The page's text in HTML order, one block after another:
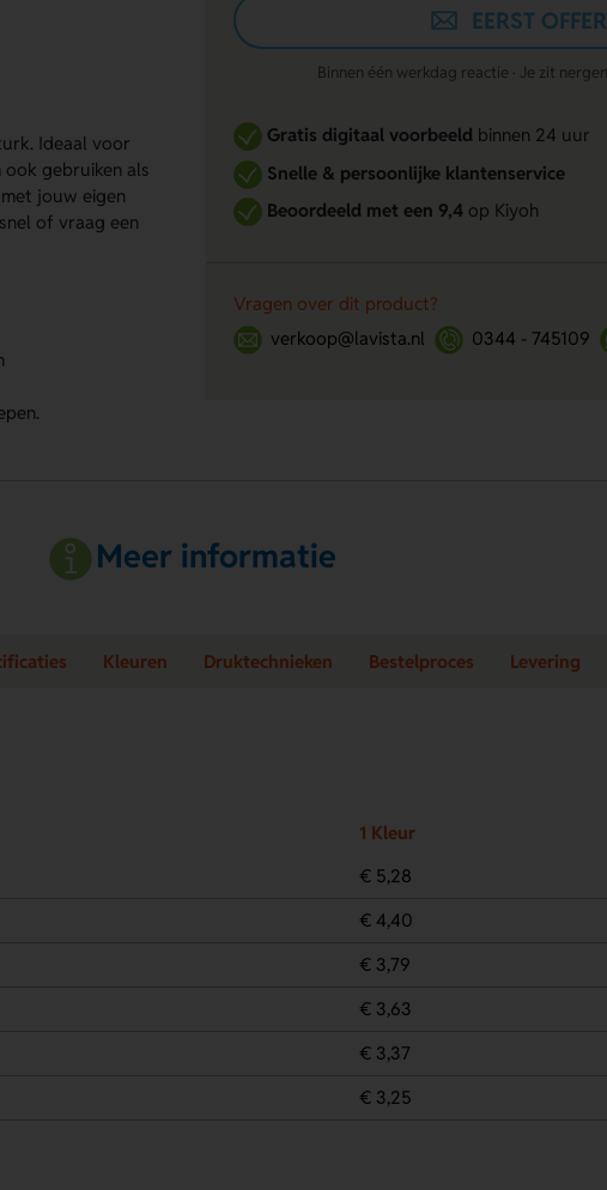
Ideaal voor
gebruiken als
jouw eigen
of vraag een
EERST
Binnen één werkdag reactie · Je zit
Gratis digitaal voorbeeldbinnen 24 uur
Snelle & persoonlijke klantenservice
Beoordeeld met een 9,4op Kiyoh
Vragen over dit product?
verkoop@lavista.nl
0344 - 745109
Meer informatie
Kleuren Druktechnieken Bestelproces Levering
1 Kleur
€ 5,28
€ 4,40
€ 3,79
€ 3,63
€ 3,37
€ 3,25